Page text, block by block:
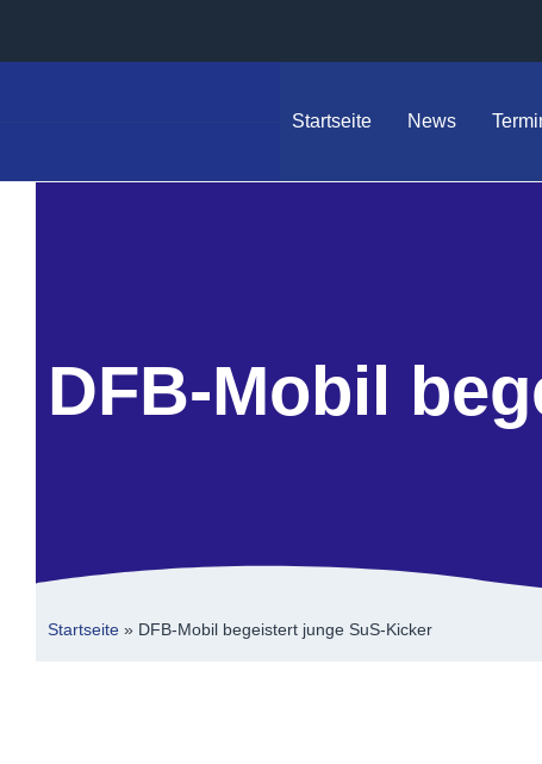
Startseite News
DFB-Mobil
Startseite » DFB-Mobil begeistert junge SuS-Kicker